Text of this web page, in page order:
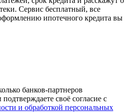
Сервис бесплатный, все
ипотечного кредита вы
банков-партнеров
своё согласие с
и обработкой персональных